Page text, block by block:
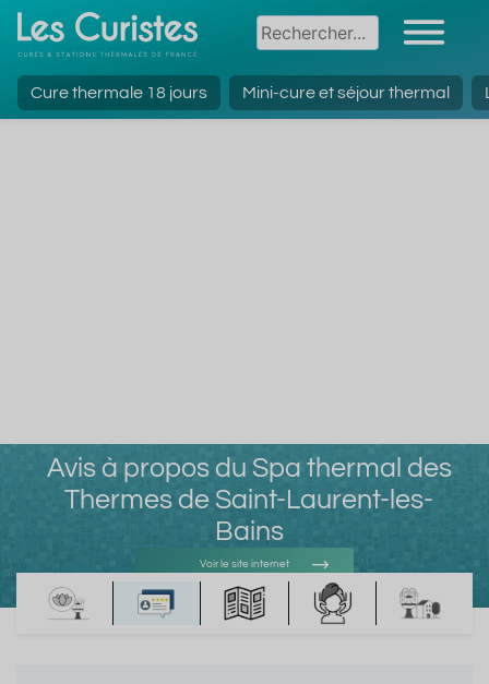
Cure thermale 18 jours Mini-cure et séjour thermal
Avis à propos du Spa thermal des
Thermes de Saint-Laurent-les-
Bains
Voir le site internet
Voir l'adresse e-mail